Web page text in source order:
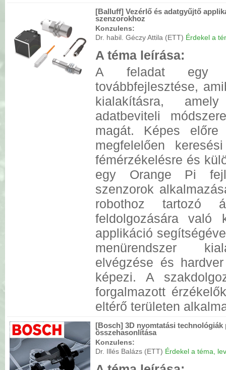
[Balluff] Vezérlő és adatgyűjtő
szenzorokhoz
Konzulens:
Dr. habil. Géczy Attila (ETT) Érdekel a
A téma leírása:
A feladat egy
továbbfejlesztése,
kialakításra,
adatbeviteli
magát. Képes előre
megfelelően
fémérzékelésre és
egy Orange Pi
szenzorok
robothoz tartozó
feldolgozására való
applikáció
menürendszer
elvégzése és
képezi. A
forgalmazott
eltérő területen
[Bosch] 3D nyomtatási technológiák
összehasonlítása
Konzulens:
Dr. Illés Balázs (ETT) Érdekel a téma,